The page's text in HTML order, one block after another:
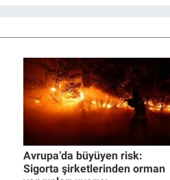
Avrupa’da büyüyen risk:
Sigorta şirketlerinden orman